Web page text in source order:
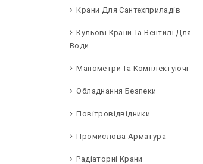
Крани Для Сантехприладів
Кульові Крани Та Вентилі Для
Води
Манометри Та Комплектуючі
Обладнання Безпеки
Повітровідвідники
Промислова Арматура
Радіаторні Крани